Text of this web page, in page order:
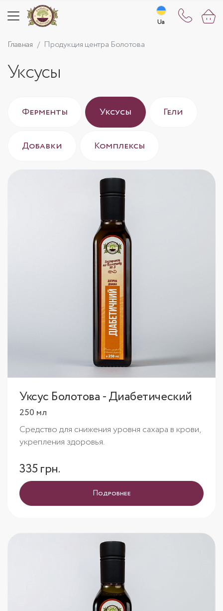
Ua
Ua
Главная Продукция центра Болотова
Уксусы
Ферменты Уксусы Гели
Добавки Комплексы
Уксус Болотова - Диабетический
250 мл
Средство для снижения уровня сахара в крови,
укрепления здоровья.
335 грн.
Подробнее